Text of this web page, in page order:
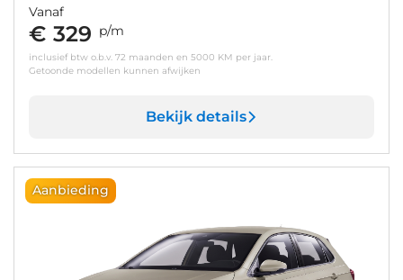
Vanaf
€ 329 p/m
inclusief btw o.b.v. 72 maanden en 5000 KM per jaar.
Getoonde modellen kunnen afwijken
Bekijk details
Aanbieding